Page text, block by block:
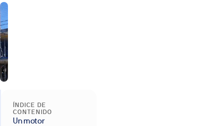
ÍNDICE DE
CONTENIDO
Un motor